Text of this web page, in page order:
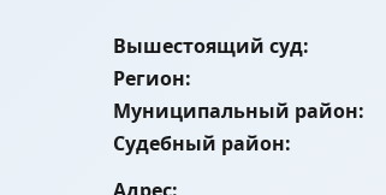
Вышестоящий суд:
Регион:
Муниципальный район:
Судебный район: